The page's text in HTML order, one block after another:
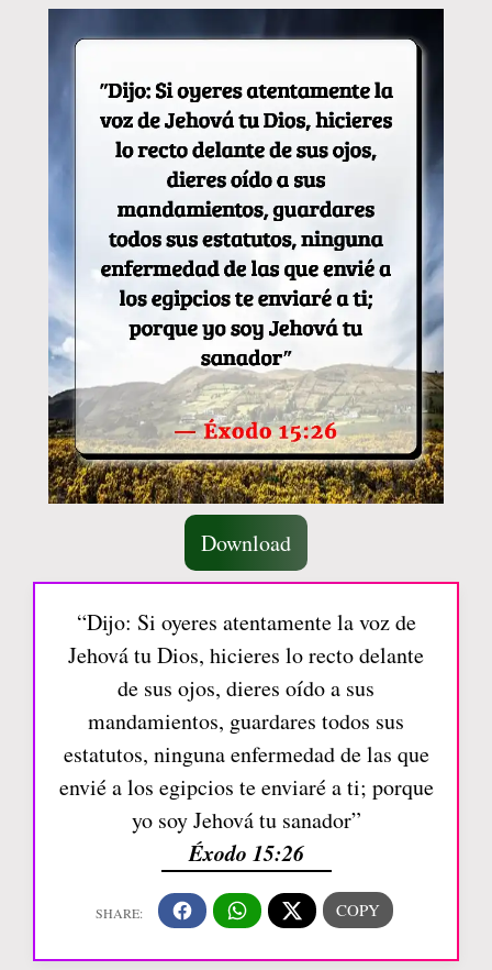
Download
“Dijo: Si oyeres atentamente la voz de
Jehová tu Dios, hicieres lo recto delante
de sus ojos, dieres oído a sus
mandamientos, guardares todos sus
estatutos, ninguna enfermedad de las que
envié a los egipcios te enviaré a ti; porque
yo soy Jehová tu sanador”
Éxodo 15:26